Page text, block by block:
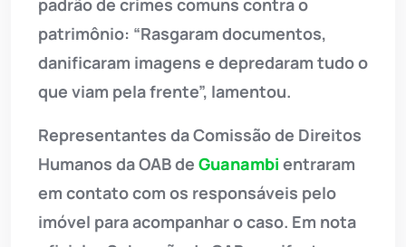
padrão de crimes comuns contra o
patrimônio: “Rasgaram documentos,
danificaram imagens e depredaram tudo o
que viam pela frente”, lamentou.
Representantes da Comissão de Direitos
Humanos da OAB de Guanambi entraram
em contato com os responsáveis pelo
imóvel para acompanhar o caso. Em nota